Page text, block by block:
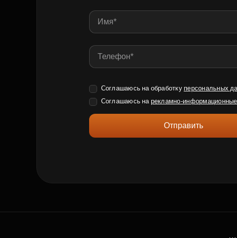
Соглашаюсь на обработку персональных
Соглашаюсь на рекламно-
Отправить